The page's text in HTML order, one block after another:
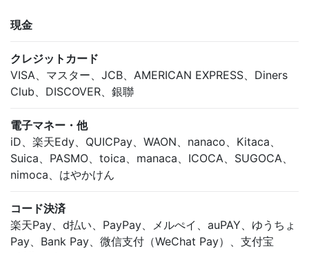
現金
クレジットカード
VISA、マスター、JCB、AMERICAN EXPRESS、Diners
Club、DISCOVER、銀聯
電子マネー・他
iD、楽天Edy、QUICPay、WAON、nanaco、Kitaca、
Suica、PASMO、toica、manaca、ICOCA、SUGOCA、
nimoca、はやかけん
コード決済
楽天Pay、d払い、PayPay、メルぺイ、auPAY、ゆうちょ
Pay、Bank Pay、微信支付（WeChat Pay）、支付宝